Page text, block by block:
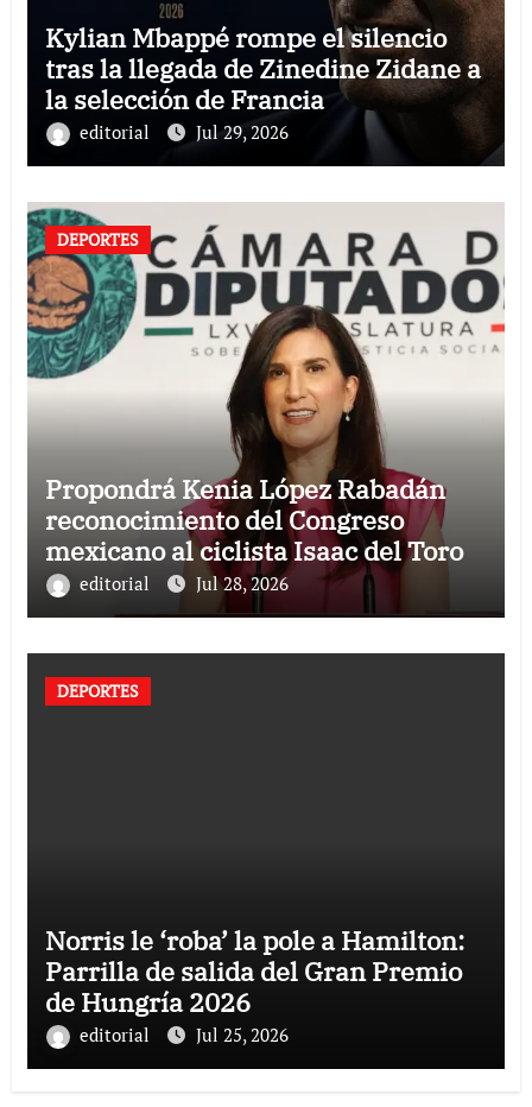
Kylian Mbappé rompe el silencio
tras la llegada de Zinedine Zidane a
la selección de Francia
editorial Jul 29, 2026
DEPORTES
Propondrá Kenia López Rabadán
reconocimiento del Congreso
mexicano al ciclista Isaac del Toro
editorial Jul 28, 2026
DEPORTES
Norris le ‘roba’ la pole a Hamilton:
Parrilla de salida del Gran Premio
de Hungría 2026
editorial Jul 25, 2026